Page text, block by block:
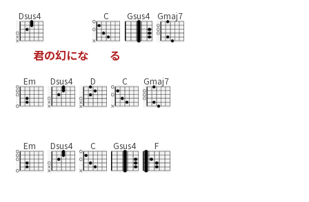
Dsus4
君の幻にな
C
る
Gsus4 Gmaj7
Em Dsus4 D C Gmaj7
Em Dsus4 C Gsus4 F